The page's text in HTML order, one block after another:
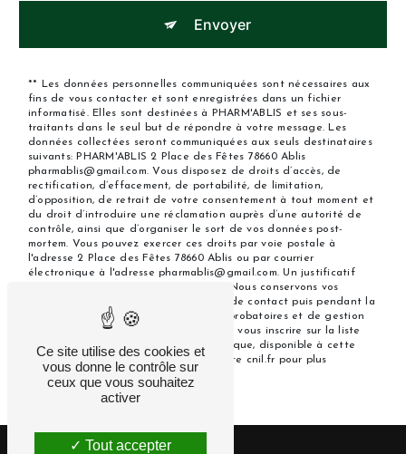
Envoyer
** Les données personnelles communiquées sont nécessaires aux
fins de vous contacter et sont enregistrées dans un fichier
informatisé. Elles sont destinées à PHARM'ABLIS et ses sous-
traitants dans le seul but de répondre à votre message. Les
données collectées seront communiquées aux seuls destinataires
suivants: PHARM'ABLIS 2 Place des Fêtes 78660 Ablis
pharmablis@gmail.com. Vous disposez de droits d’accès, de
rectification, d’effacement, de portabilité, de limitation,
d’opposition, de retrait de votre consentement à tout moment et
du droit d’introduire une réclamation auprès d’une autorité de
contrôle, ainsi que d’organiser le sort de vos données post-
mortem. Vous pouvez exercer ces droits par voie postale à
l'adresse 2 Place des Fêtes 78660 Ablis ou par courrier
électronique à l'adresse pharmablis@gmail.com. Un justificatif
d'identité pourra vous être demandé. Nous conservons vos
données pendant la période de prise de contact puis pendant la
durée de prescription légale aux fins probatoires et de gestion
des contentieux. Vous avez le droit de vous inscrire sur la liste
d'opposition au démarchage téléphonique, disponible à cette
adresse:Bloctel.gouv.fr. Consultez le site cnil.fr pour plus
d’informations sur vos droits.
Ce site utilise des cookies et
vous donne le contrôle sur
ceux que vous souhaitez
activer
Tout accepter